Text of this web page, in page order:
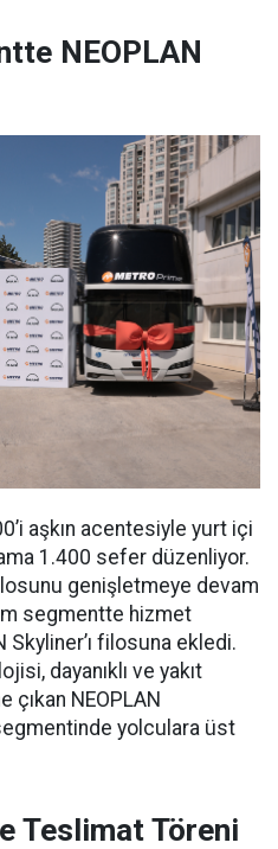
NEOPLAN
aşkın acentesiyle yurt içi
1.400 sefer düzenliyor.
genişletmeye devam
segmentte hizmet
filosuna ekledi.
dayanıklı ve yakıt
NEOPLAN
yolculara üst
Teslimat Töreni